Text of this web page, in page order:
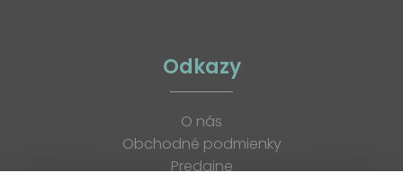
Odkazy
O nás
Obchodné podmienky
Predajne